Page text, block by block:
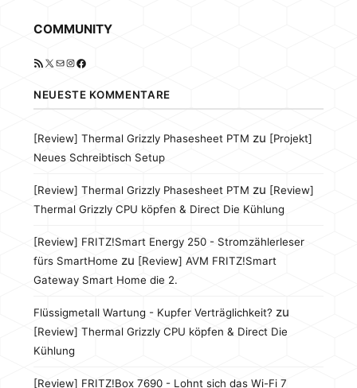
COMMUNITY
RSS-Feed
X E-MailInstagram
Facebook
NEUESTE KOMMENTARE
[Review] Thermal Grizzly Phasesheet PTM zu [Projekt]
Neues Schreibtisch Setup
[Review] Thermal Grizzly Phasesheet PTM zu [Review]
Thermal Grizzly CPU köpfen & Direct Die Kühlung
[Review] FRITZ!Smart Energy 250 - Stromzählerleser
fürs SmartHome zu [Review] AVM FRITZ!Smart
Gateway Smart Home die 2.
Flüssigmetall Wartung - Kupfer Verträglichkeit? zu
[Review] Thermal Grizzly CPU köpfen & Direct Die
Kühlung
[Review] FRITZ!Box 7690 - Lohnt sich das Wi-Fi 7